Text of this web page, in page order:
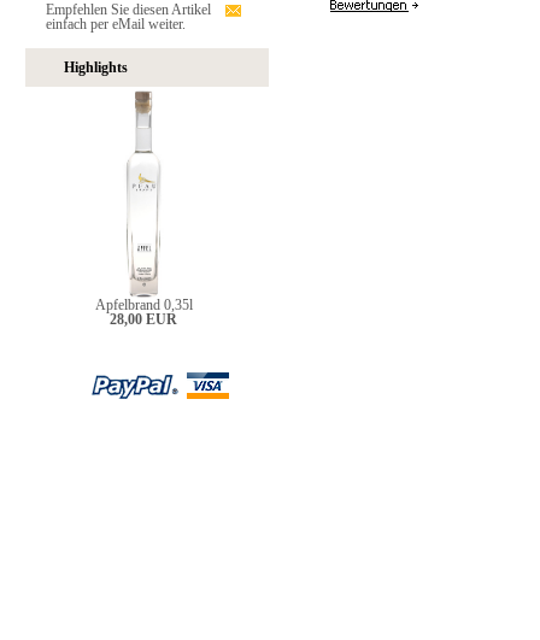
Empfehlen Sie diesen Artikel
einfach per eMail weiter.
Highlights
Apfelbrand 0,35l
28,00 EUR